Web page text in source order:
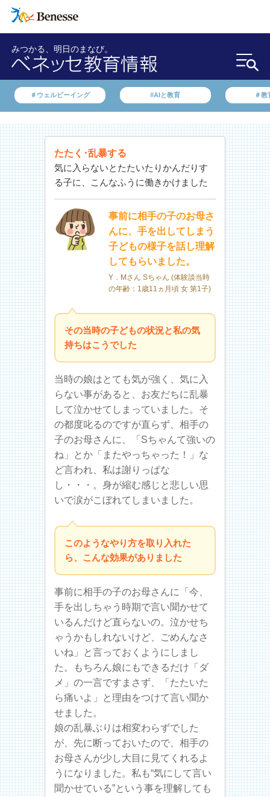
みつかる、明日のまなび。
＃ウェルビーイング #AIと教育 ＃教
たたく･乱暴する
気に入らないとたたいたりかんだりす
る子に、こんなふうに働きかけました
事前に相手の子のお母さ
んに、手を出してしまう
子どもの様子を話し理解
してもらいました。
Y．Mさん Sちゃん (体験談当時
の年齢：1歳11ヵ月頃 女 第1子)
その当時の子どもの状況と私の気
持ちはこうでした
当時の娘はとても気が強く、気に入
らない事があると、お友だちに乱暴
して泣かせてしまっていました。そ
の都度叱るのですが直らず、相手の
子のお母さんに、「Sちゃんて強いの
ね」とか「またやっちゃった！」な
ど言われ、私は謝りっぱな
し・・・。身が縮む感じと悲しい思
いで涙がこぼれてしまいました。
このようなやり方を取り入れた
ら、こんな効果がありました
事前に相手の子のお母さんに「今、
手を出しちゃう時期で言い聞かせて
いるんだけど直らないの。泣かせち
ゃうかもしれないけど、ごめんなさ
いね」と言っておくようにしまし
た。もちろん娘にもできるだけ「ダ
メ」の一言ですまさず、「たたいた
ら痛いよ」と理由をつけて言い聞か
せました。
娘の乱暴ぶりは相変わらずでした
が、先に断っておいたので、相手の
お母さんが少し大目に見てくれるよ
うになりました。私も“気にして言い
聞かせている”という事を理解しても